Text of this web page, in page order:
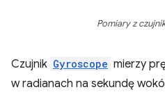
Pomiary z
Czujnik Gyroscope mierzy
w radianach na sekundę